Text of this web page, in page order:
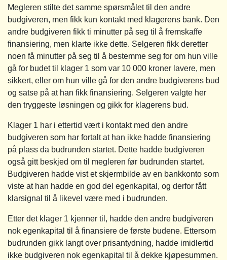
Megleren stilte det samme spørsmålet til den andre
budgiveren, men fikk kun kontakt med klagerens bank. Den
andre budgiveren fikk ti minutter på seg til å fremskaffe
finansiering, men klarte ikke dette. Selgeren fikk deretter
noen få minutter på seg til å bestemme seg for om hun ville
gå for budet til klager 1 som var 10 000 kroner lavere, men
sikkert, eller om hun ville gå for den andre budgiverens bud
og satse på at han fikk finansiering. Selgeren valgte her
den tryggeste løsningen og gikk for klagerens bud.
Klager 1 har i ettertid vært i kontakt med den andre
budgiveren som har fortalt at han ikke hadde finansiering
på plass da budrunden startet. Dette hadde budgiveren
også gitt beskjed om til megleren før budrunden startet.
Budgiveren hadde vist et skjermbilde av en bankkonto som
viste at han hadde en god del egenkapital, og derfor fått
klarsignal til å likevel være med i budrunden.
Etter det klager 1 kjenner til, hadde den andre budgiveren
nok egenkapital til å finansiere de første budene. Ettersom
budrunden gikk langt over prisantydning, hadde imidlertid
ikke budgiveren nok egenkapital til å dekke kjøpesummen.